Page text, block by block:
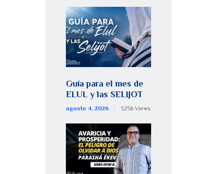
Guía para el mes de
ELUL y las SELIJOT
agosto 4, 2026 5256 Views